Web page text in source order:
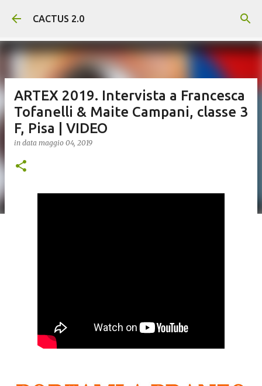
Passa ai contenuti principali
CACTUS 2.0
ARTEX 2019. Intervista a Francesca
Tofanelli & Maite Campani, classe 3
F, Pisa | VIDEO
in data maggio 04, 2019